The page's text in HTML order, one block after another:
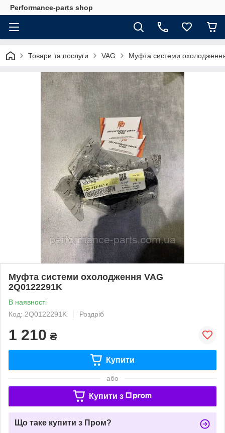
Performance-parts shop
Товари та послуги VAG Муфта системи
Муфта системи охолодження VAG
2Q0122291K
В наявності
Код: 2Q0122291K
Роздріб
1 210 ₴
Купити
або
Купити з
Що таке купити з Пром?